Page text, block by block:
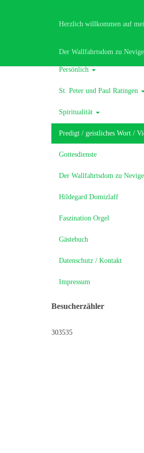
Herzlich willkommen auf
Der Wallfahrtsdom zu
Homepage!
Persönlich
St. Peter und Paul Ratingen
Spiritualität
Predigt / geistliches Wort /
Gottesdienste
Der Wallfahrtsdom zu
Hildegard Domizlaff
Faszination Orgel
Gästebuch
Datenschutz / Kontakt
Impressum
Besucherzähler
303535